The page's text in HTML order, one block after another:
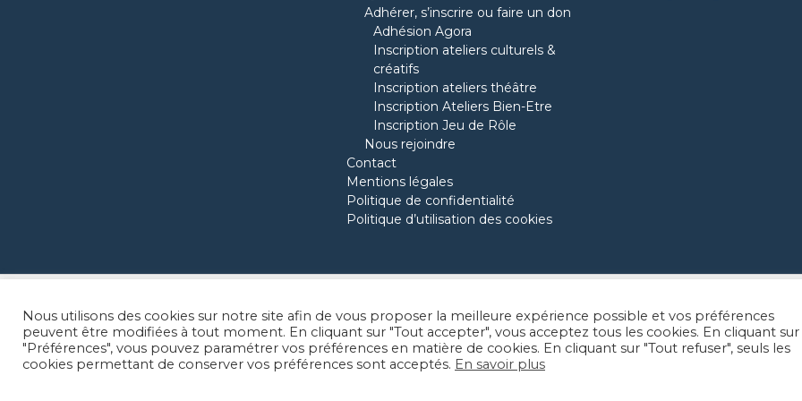
Adhérer, s’inscrire ou faire un don
Adhésion Agora
Inscription ateliers culturels &
créatifs
Inscription ateliers théâtre
Inscription Ateliers Bien-Etre
Inscription Jeu de Rôle
Nous rejoindre
Contact
Mentions légales
Politique de confidentialité
Politique d’utilisation des cookies
FacebookInstragramLinkedIn
Nous utilisons des cookies sur notre site afin de vous proposer la meilleure expérience possible et vos préférences
peuvent être modifiées à tout moment. En cliquant sur "Tout accepter", vous acceptez tous les cookies. En cliquant sur
"Préférences", vous pouvez paramétrer vos préférences en matière de cookies. En cliquant sur "Tout refuser", seuls les
cookies permettant de conserver vos préférences sont acceptés. En savoir plus